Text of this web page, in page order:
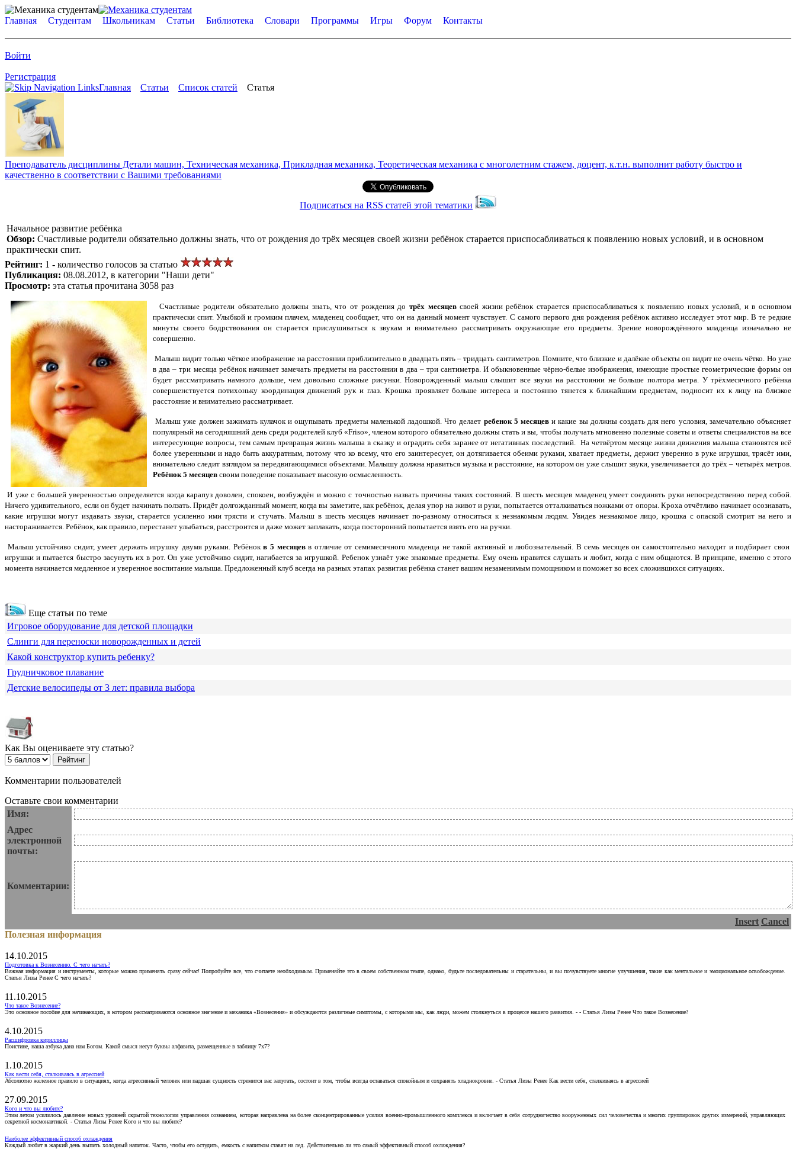
Главная Студентам Школьникам Статьи Библиотека Словари Программы Игры Форум Контакты
Войти
Регистрация
Главная
Статьи Список статей Статья
Преподаватель дисциплины Детали машин, Техническая механика, Прикладная механика, Теоретическая механика с многолетним стажем, доцент, к.т.н. выполнит работу быстро и
качественно в соответствии с Вашими требованиями
Подписаться на RSS статей этой тематики
Начальное развитие ребёнка
Обзор: Счастливые родители обязательно должны знать, что от рождения до трёх месяцев своей жизни ребёнок старается приспосабливаться к появлению новых условий, и в основном
практически спит.
Рейтинг: 1 - количество голосов за статью
Публикация: 08.08.2012, в категории "Наши дети"
Просмотр: эта статья прочитана 3058 раз
Счастливые родители обязательно должны знать, что от рождения до трёх месяцевсвоей жизни ребёнок старается приспосабливаться к появлению новых условий, и в основном
практически спит. Улыбкой и громким плачем, младенец сообщает, что он на данный момент чувствует. С самого первого дня рождения ребёнок активно исследует этот мир. В те редкие
минуты своего бодрствования он старается прислушиваться к звукам и внимательно рассматривать окружающие его предметы. Зрение новорождённого младенца изначально не
совершенно.
Малыш видит только чёткое изображение на расстоянии приблизительно в двадцать пять – тридцать сантиметров. Помните, что близкие и далёкие объекты он видит не очень чётко. Но уже
в два – три месяца ребёнок начинает замечать предметы на расстоянии в два – три сантиметра. И обыкновенные чёрно-белые изображения, имеющие простые геометрические формы он
будет рассматривать намного дольше, чем довольно сложные рисунки. Новорожденный малыш слышит все звуки на расстоянии не больше полтора метра. У трёхмесячного ребёнка
совершенствуется потихоньку координация движений рук и глаз. Крошка проявляет больше интереса и постоянно тянется к ближайшим предметам, подносит их к лицу на близкое
расстояние и внимательно рассматривает.
Малыш уже должен зажимать кулачок и ощупывать предметы маленькой ладошкой. Что делает ребенок 5 месяцев и какие вы должны создать для него условия, замечательно объясняет
популярный на сегодняшний день среди родителей клуб «Friso», членом которого обязательно должны стать и вы, чтобы получать мгновенно полезные советы и ответы специалистов на все
интересующие вопросы, тем самым превращая жизнь малыша в сказку и оградить себя заранее от негативных последствий. На четвёртом месяце жизни движения малыша становятся всё
более уверенными и надо быть аккуратным, потому что ко всему, что его заинтересует, он дотягивается обеими руками, хватает предметы, держит уверенно в руке игрушки, трясёт ими,
внимательно следит взглядом за передвигающимися объектами. Малышу должна нравиться музыка и расстояние, на котором он уже слышит звуки, увеличивается до трёх – четырёх метров.
Ребёнок 5 месяцев своим поведение показывает высокую осмысленность.
И уже с большей уверенностью определяется когда карапуз доволен, спокоен, возбуждён и можно с точностью назвать причины таких состояний. В шесть месяцев младенец умеет соединять руки непосредственно перед собой.
Ничего удивительного, если он будет начинать ползать. Придёт долгожданный момент, когда вы заметите, как ребёнок, делая упор на живот и руки, попытается отталкиваться ножками от опоры. Кроха отчётливо начинает осознавать,
какие игрушки могут издавать звуки, старается усиленно ими трясти и стучать. Малыш в шесть месяцев начинает по-разному относиться к незнакомым людям. Увидев незнакомое лицо, крошка с опаской смотрит на него и
настораживается. Ребёнок, как правило, перестанет улыбаться, расстроится и даже может заплакать, когда посторонний попытается взять его на ручки.
Малыш устойчиво сидит, умеет держать игрушку двумя руками. Ребёнокв 5 месяцевв отличие от семимесячного младенца не такой активный и любознательный. В семь месяцев он самостоятельно находит и подбирает свои
игрушки и пытается быстро засунуть их в рот. Он уже устойчиво сидит, нагибается за игрушкой. Ребенок узнаёт уже знакомые предметы. Ему очень нравится слушать и любит, когда с ним общаются. В принципе, именно с этого
момента начинается медленное и уверенное воспитание малыша. Предложенный клуб всегда на разных этапах развития ребёнка станет вашим незаменимым помощником и поможет во всех сложившихся ситуациях.
Еще статьи по теме
Игровое оборудование для детской площадки
Слинги для переноски новорожденных и детей
Какой конструктор купить ребенку?
Грудничковое плавание
Детские велосипеды от 3 лет: правила выбора
Как Вы оцениваете эту статью?
Комментарии пользователей
Оставьте свои комментарии
Имя:
Адрес
электронной
почты:
Комментарии:
Insert Cancel
Полезная информация
14.10.2015
Подготовка к Вознесению. С чего начать?
Важная информация и инструменты, которые можно применять сразу сейчас! Попробуйте все, что считаете необходимым. Применяйте это в своем собственном темпе, однако, будьте последовательны и старательны, и вы почувствуете многие улучшения, такие как ментальное и эмоциональное освобождение.
Статья Лизы Ренее С чего начать?
11.10.2015
Что такое Вознесение?
Это основное пособие для начинающих, в котором рассматриваются основное значение и механика «Вознесения» и обсуждаются различные симптомы, с которыми мы, как люди, можем столкнуться в процессе нашего развития. - - Статья Лизы Ренее Что такое Вознесение?
4.10.2015
Расшифровка кириллицы
Поистине, наша азбука дана нам Богом. Какой смысл несут буквы алфавита, размещенные в таблицу 7х7?
1.10.2015
Как вести себя, сталкиваясь в агрессией
Абсолютно железное правило в ситуациях, когда агрессивный человек или падшая сущность стремится вас запугать, состоит в том, чтобы всегда оставаться спокойным и сохранять хладнокровие. - Статья Лизы Ренее Как вести себя, сталкиваясь в агрессией
27.09.2015
Кого и что вы любите?
Этим летом усилилось давление новых уровней скрытой технологии управления сознанием, которая направлена на более сконцентрированные усилия военно-промышленного комплекса и включает в себя сотрудничество вооруженных сил человечества и многих группировок других измерений, управляющих
секретной космонавтикой. - Статья Лизы Ренее Кого и что вы любите?
Наиболее эффективный способ охлаждения
Каждый любит в жаркий день выпить холодный напиток. Часто, чтобы его остудить, емкость с напитком ставят на лед. Действительно ли это самый эффективный способ охлаждения?